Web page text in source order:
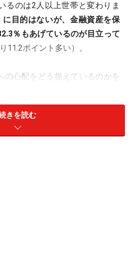
るのは2人以上世帯と変わりま
に目的はないが、金融資産を保
％もあげているのが目立って
11.2ポイント多い）。
の心配をどう捉えているのかを
が心配であると回答していま
ては、「十分な金融資産がない
や保険が十分ではないから」が
きを読む